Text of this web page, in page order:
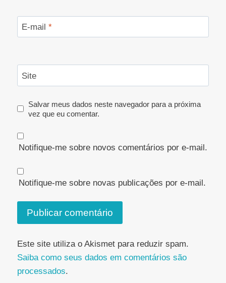
E-mail *
Site
Salvar meus dados neste navegador para a próxima
vez que eu comentar.
Notifique-me sobre novos comentários por e-mail.
Notifique-me sobre novas publicações por e-mail.
Este site utiliza o Akismet para reduzir spam.
Saiba como seus dados em comentários são
processados.